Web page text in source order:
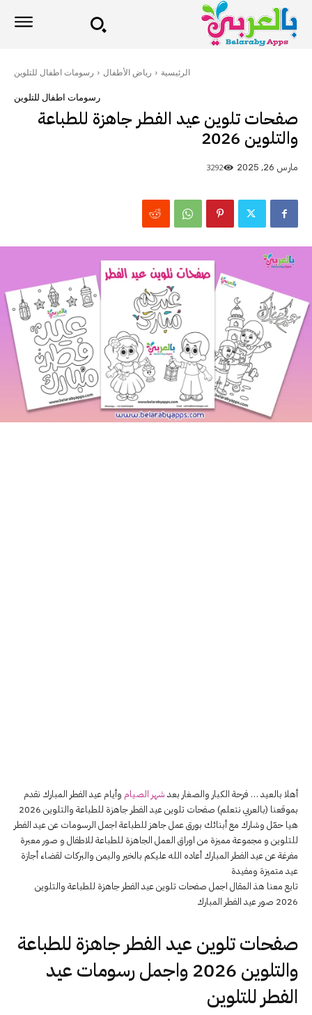
الرئيسية رياض الأطفال رسومات اطفال للتلوين
رسومات اطفال للتلوين
صفحات تلوين عيد الفطر جاهزة للطباعة
والتلوين 2026
مارس 26, 2025 3292
أهلا بالعيد … فرحة الكبار والصغار بعد شهر الصيام وأيام عيد الفطر المبارك نقدم
بموقعنا (بالعربي نتعلم) صفحات تلوين عيد الفطر جاهزة للطباعة والتلوين 2026
هيا حمّل وشارك مع أبنائك بورق عمل جاهز للطباعة اجمل الرسومات عن عيد الفطر
للتلوين و مجموعة مميزة من اوراق العمل الجاهزة للطباعة للاطفال و صور معبرة
مفرغة عن عيد الفطر المبارك أعاده الله عليكم بالخير واليمن والبركات لقضاء أجازة
عيد متميزة ومفيدة
تابع معنا هذ المقال اجمل صفحات تلوين عيد الفطر جاهزة للطباعة والتلوين
2026 صور عيد الفطر المبارك
صفحات تلوين عيد الفطر جاهزة للطباعة
والتلوين 2026 واجمل رسومات عيد
الفطر للتلوين